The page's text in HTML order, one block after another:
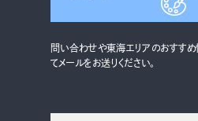
お問い合わせ
検索す
問い合わせや東海エリアのおすすめ
てメールをお送りください。